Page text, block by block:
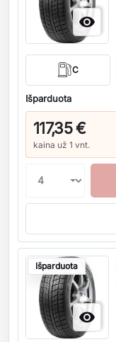

C
Išparduota
117,35 €
kaina už 1 vnt.
Išparduota

Kiekis